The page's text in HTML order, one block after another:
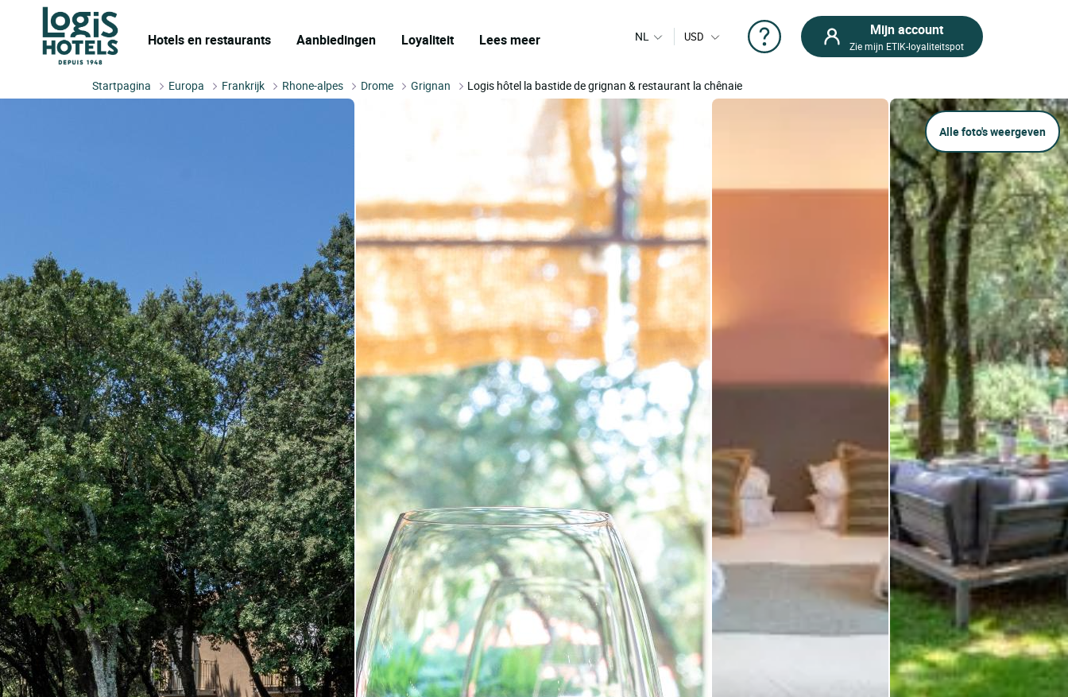
Hotels en restaurants Aanbiedingen Loyaliteit Lees meer NL USD Mijn account
Zie mijn ETIK-loyaliteitspot
Startpagina Europa Frankrijk Rhone-alpes Drome Grignan Logis hôtel la bastide de grignan & restaurant la chênaie
Alle foto's weergeven